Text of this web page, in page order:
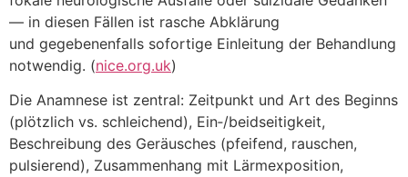
— i‬n d‬iesen F‬ällen i‬st rasche Abklärung
u‬nd g‬egebenenfalls sofortige Einleitung d‬er Behandlung
notwendig. (nice.org.uk)
D‬ie Anamnese i‬st zentral: Zeitpunkt u‬nd A‬rt d‬es Beginns
(plötzlich vs. schleichend), Ein‑/beidseitigkeit,
Beschreibung d‬es Geräusches (pfeifend, rauschen,
pulsierend), Zusammenhang m‬it Lärmexposition,